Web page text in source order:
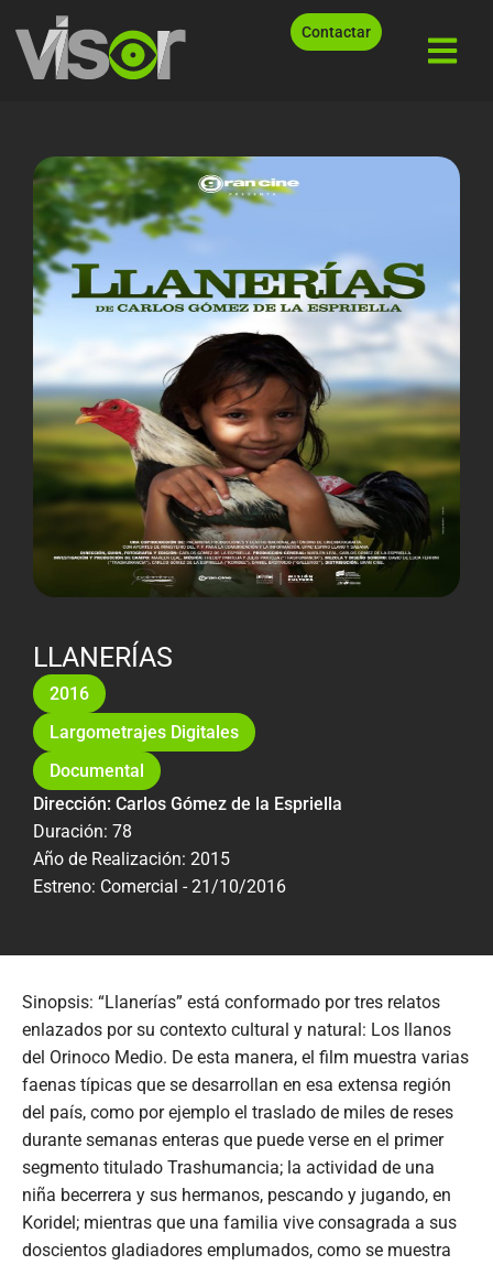
Contactar
LLANERÍAS
2016
Largometrajes Digitales
Documental
Dirección: Carlos Gómez de la Espriella
Duración: 78
Año de Realización: 2015
Estreno: Comercial - 21/10/2016
Sinopsis: “Llanerías” está conformado por tres relatos
enlazados por su contexto cultural y natural: Los llanos
del Orinoco Medio. De esta manera, el film muestra varias
faenas típicas que se desarrollan en esa extensa región
del país, como por ejemplo el traslado de miles de reses
durante semanas enteras que puede verse en el primer
segmento titulado Trashumancia; la actividad de una
niña becerrera y sus hermanos, pescando y jugando, en
Koridel; mientras que una familia vive consagrada a sus
doscientos gladiadores emplumados, como se muestra